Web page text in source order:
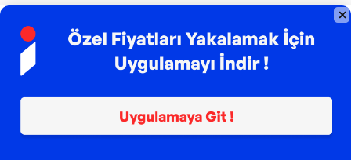
Popüler Markalar
Farmasi
Xiaomi
Lavazza
Fashcolle
Pro Plan